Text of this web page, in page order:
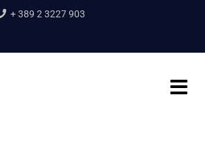
+ 389 2 3227 903